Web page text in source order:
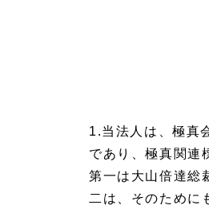
1.当法人は、極真
であり、極真関連
第一は大山倍達総
二は、そのために